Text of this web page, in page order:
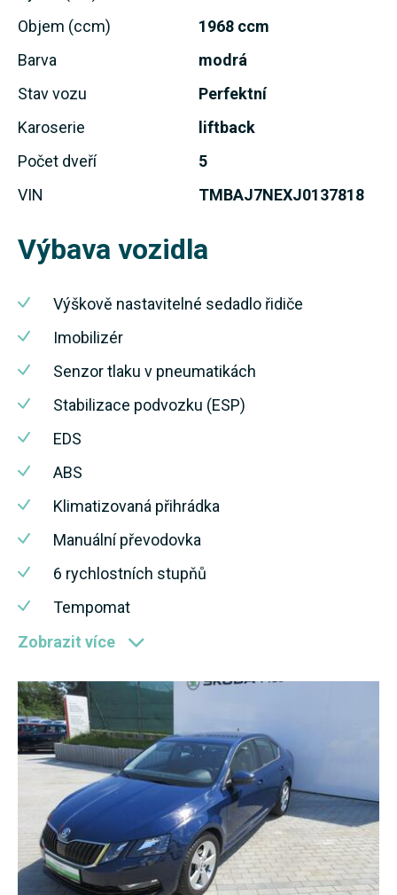
Objem (ccm)
1968 ccm
Barva
modrá
Stav vozu
Perfektní
Karoserie
liftback
Počet dveří
5
VIN
TMBAJ7NEXJ0137818
Výbava vozidla
Výškově nastavitelné sedadlo řidiče
Imobilizér
Senzor tlaku v pneumatikách
Stabilizace podvozku (ESP)
EDS
ABS
Klimatizovaná přihrádka
Manuální převodovka
6 rychlostních stupňů
Tempomat
Zobrazit více